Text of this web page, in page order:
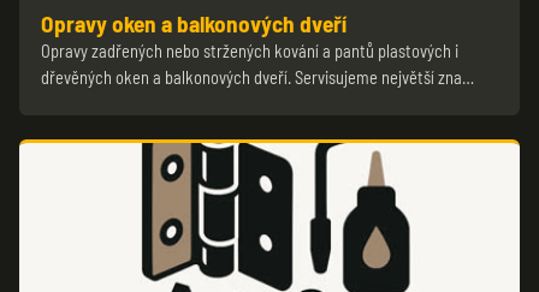
Opravy oken a balkonových dveří
Opravy zadřených nebo stržených kování a pantů plastových i
dřevěných oken a balkonových dveří. Servisujeme největší zna…